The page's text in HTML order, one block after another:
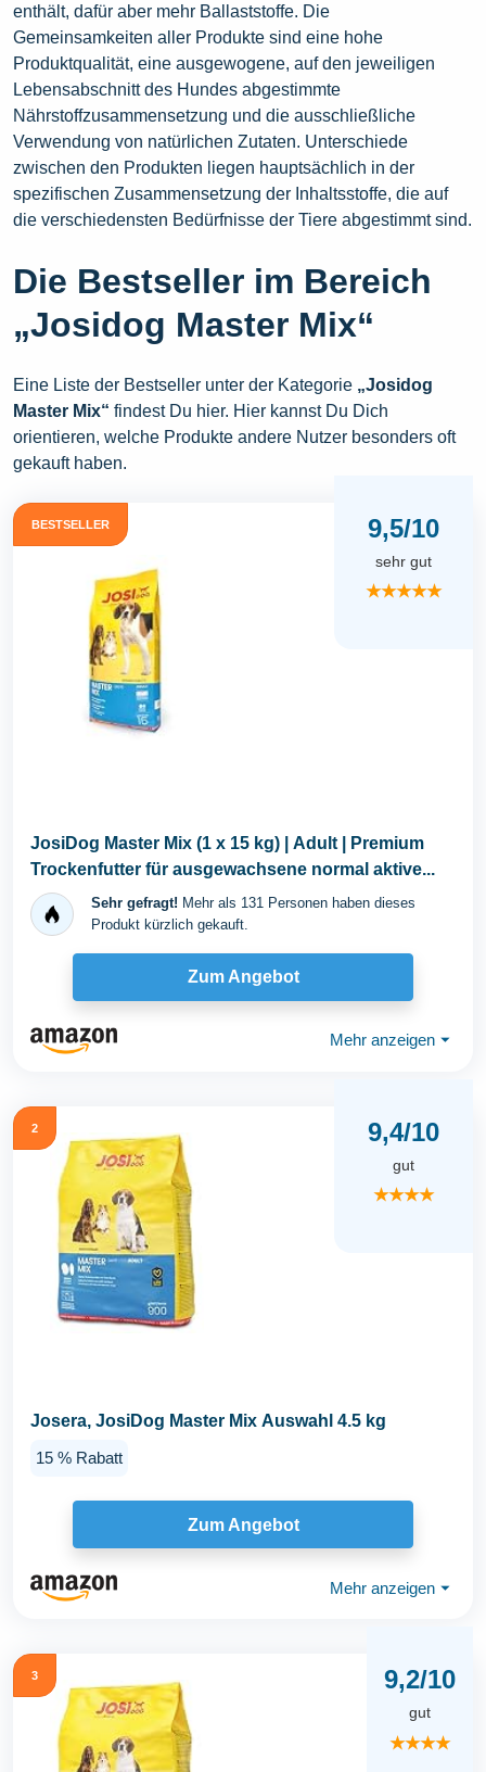
enthält, dafür aber mehr Ballaststoffe. Die
Gemeinsamkeiten aller Produkte sind eine hohe
Produktqualität, eine ausgewogene, auf den jeweiligen
Lebensabschnitt des Hundes abgestimmte
Nährstoffzusammensetzung und die ausschließliche
Verwendung von natürlichen Zutaten. Unterschiede
zwischen den Produkten liegen hauptsächlich in der
spezifischen Zusammensetzung der Inhaltsstoffe, die auf
die verschiedensten Bedürfnisse der Tiere abgestimmt sind.
Die Bestseller im Bereich
„Josidog Master Mix“
Eine Liste der Bestseller unter der Kategorie „Josidog
Master Mix“ findest Du hier. Hier kannst Du Dich
orientieren, welche Produkte andere Nutzer besonders oft
gekauft haben.
BESTSELLER 9,5/10
sehr gut
★★★★★
JosiDog Master Mix (1 x 15 kg) | Adult | Premium
Trockenfutter für ausgewachsene normal aktive...
Sehr gefragt! Mehr als 131 Personen haben dieses
Produkt kürzlich gekauft.
Zum Angebot
Mehr anzeigen ⏷
2 9,4/10
gut
★★★★
Josera, JosiDog Master Mix Auswahl 4.5 kg
15 % Rabatt
Zum Angebot
Mehr anzeigen ⏷
3 9,2/10
gut
★★★★